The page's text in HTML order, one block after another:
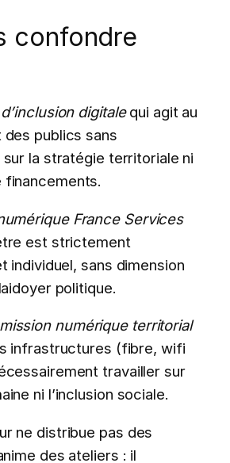
confondre
digitalequi agit au
publics sans
la stratégie territoriale ni
financements.
France Services
est strictement
individuel, sans dimension
politique.
numérique territorial
infrastructures (fibre, wifi
travailler sur
ni l’inclusion sociale.
ne distribue pas des
des ateliers : il